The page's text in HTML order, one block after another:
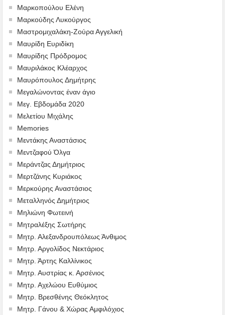
Μαρκοπούλου Ελένη
Μαρκούδης Λυκούργος
Μαστρομιχαλάκη-Ζούρα Αγγελική
Μαυρίδη Ευριδίκη
Μαυρίδης Πρόδρομος
Μαυριλάκος Κλέαρχος
Μαυρόπουλος Δημήτρης
Μεγαλώνοντας έναν άγιο
Μεγ. Εβδομάδα 2020
Μελετίου Μιχάλης
Memories
Μεντάκης Αναστάσιος
Μεντζαφού Όλγα
Μεράντζας Δημήτριος
Μερτζάνης Κυριάκος
Μερκούρης Αναστάσιος
Μεταλληνός Δημήτριος
Mηλιώνη Φωτεινή
Μητραλέξης Σωτήρης
Μητρ. Αλεξανδρουπόλεως Άνθιμος
Μητρ. Αργολίδος Νεκτάριος
Μητρ. Άρτης Καλλίνικος
Μητρ. Αυστρίας κ. Αρσένιος
Μητρ. Αχελώου Ευθύμιος
Μητρ. Βρεσθένης Θεόκλητος
Μητρ. Γάνου & Χώρας Αμφιλόχιος